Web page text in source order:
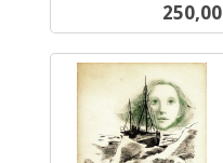
Pris
250,00